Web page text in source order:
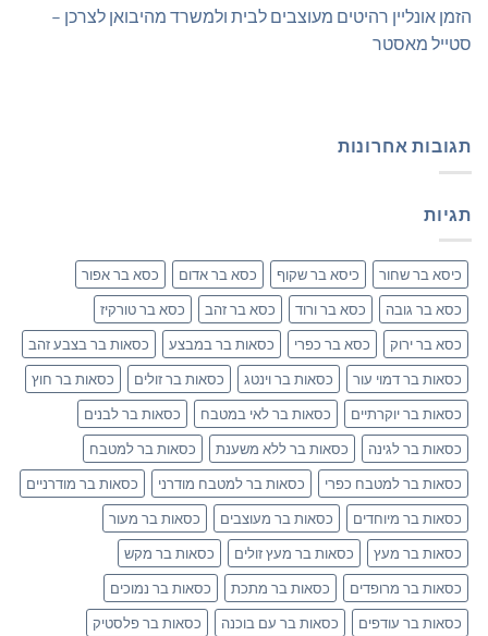
הזמן אונליין רהיטים מעוצבים לבית ולמשרד מהיבואן לצרכן –
סטייל מאסטר
תגובות אחרונות
תגיות
כיסא בר שחור כיסא בר שקוף כסא בר אדום
כסא בר אפור
כסא בר גובה
כסא בר ורוד כסא בר זהב
כסא בר טורקיז
כסא בר ירוק
כסא בר כפרי כסאות בר במבצע
כסאות בר בצבע זהב
כסאות בר דמוי עור
כסאות בר וינטג כסאות בר זולים
כסאות בר חוץ
כסאות בר יוקרתיים
כסאות בר לאי במטבח
כסאות בר לבנים
כסאות בר לגינה
כסאות בר ללא משענת
כסאות בר למטבח
כסאות בר למטבח כפרי
כסאות בר למטבח מודרני
כסאות בר מודרניים
כסאות בר מיוחדים
כסאות בר מעוצבים
כסאות בר מעור
כסאות בר מעץ
כסאות בר מעץ זולים
כסאות בר מקש
כסאות בר מרופדים
כסאות בר מתכת
כסאות בר נמוכים
כסאות בר עודפים
כסאות בר עם בוכנה
כסאות בר פלסטיק